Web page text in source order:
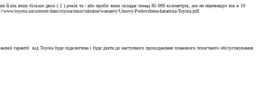
й вік яких більше двох ( 2 ) років та / або пробіг яких складає понад 85 000 кілометрів, але не перевищує вік в 10
content/dam/toyota/nmsc/ukraine/warranty/Umovy-Podovzhena-harantiia-Toyota.pdf.
гарантії від Toyota буде підключена і буде діяти до наступного проходження планового технічного обслуговування.